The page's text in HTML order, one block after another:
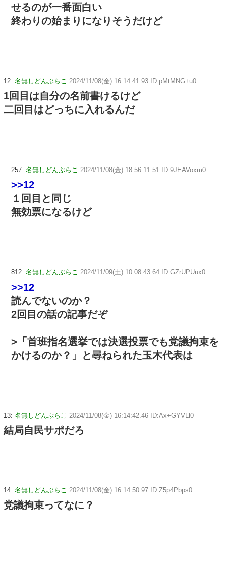
せるのが一番面白い
終わりの始まりになりそうだけど
12: 名無しどんぶらこ 2024/11/08(金) 16:14:41.93 ID:pMtMNG+u0
1回目は自分の名前書けるけど
二回目はどっちに入れるんだ
257: 名無しどんぶらこ 2024/11/08(金) 18:56:11.51 ID:9JEAVoxm0
>>12
１回目と同じ
無効票になるけど
812: 名無しどんぶらこ 2024/11/09(土) 10:08:43.64 ID:GZrUPUux0
>>12
読んでないのか？
2回目の話の記事だぞ
>「首班指名選挙では決選投票でも党議拘束を
かけるのか？」と尋ねられた玉木代表は
13: 名無しどんぶらこ 2024/11/08(金) 16:14:42.46 ID:Ax+GYVLl0
結局自民サポだろ
14: 名無しどんぶらこ 2024/11/08(金) 16:14:50.97 ID:Z5p4Pbps0
党議拘束ってなに？